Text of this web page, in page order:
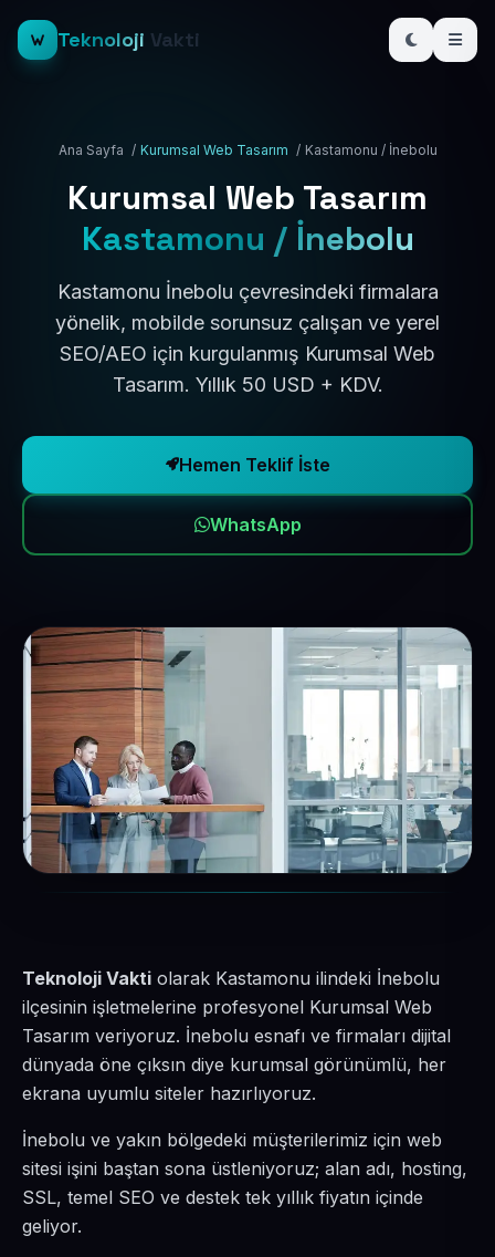
Teknoloji Vakti
Ana Sayfa / Kurumsal Web Tasarım / Kastamonu / İnebolu
Kurumsal Web Tasarım
Kastamonu / İnebolu
Kastamonu İnebolu çevresindeki firmalara
yönelik, mobilde sorunsuz çalışan ve yerel
SEO/AEO için kurgulanmış Kurumsal Web
Tasarım. Yıllık 50 USD + KDV.
Hemen Teklif İste
WhatsApp
Teknoloji Vakti olarak Kastamonu ilindeki İnebolu
ilçesinin işletmelerine profesyonel Kurumsal Web
Tasarım veriyoruz. İnebolu esnafı ve firmaları dijital
dünyada öne çıksın diye kurumsal görünümlü, her
ekrana uyumlu siteler hazırlıyoruz.
İnebolu ve yakın bölgedeki müşterilerimiz için web
sitesi işini baştan sona üstleniyoruz; alan adı, hosting,
SSL, temel SEO ve destek tek yıllık fiyatın içinde
geliyor.